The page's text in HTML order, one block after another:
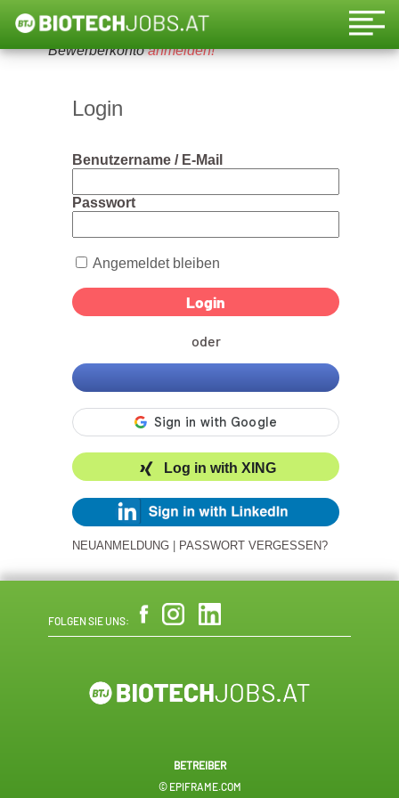
Um diese Funktion nutzen zu können, bitte ein
Bewerberkontoanmelden!
Login
Benutzername / E-Mail
Passwort
Angemeldet bleiben
oder
Log in with XING
NEUANMELDUNG PASSWORT VERGESSEN?
FOLGEN SIE UNS:
BETREIBER
© EPIFRAME.COM